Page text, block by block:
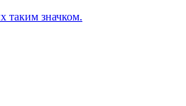
таким значком.